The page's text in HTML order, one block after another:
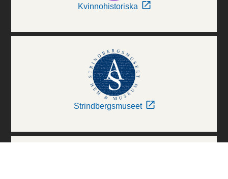
Kvinnohistoriska
Strindbergsmuseet